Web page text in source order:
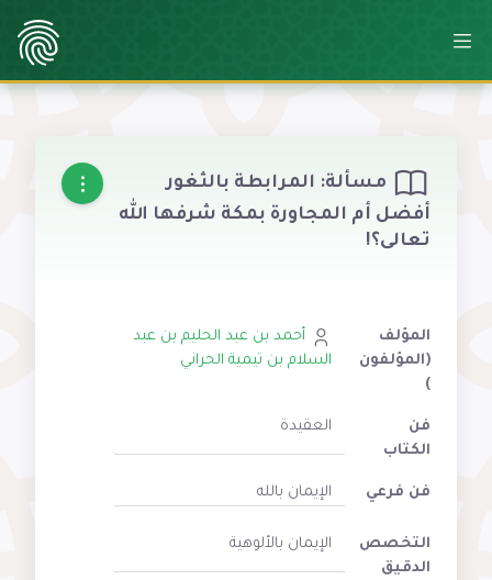
مسألة: المرابطة بالثغور
أفضل أم المجاورة بمكة شرفها الله
تعالى؟!
المؤلف
(المؤلفون
)
أحمد بن عبد الحليم بن عبد
السلام بن تيمية الحراني
فن
الكتاب
العقيدة
فن فرعي الإيمان بالله
التخصص
الدقيق
الإيمان بالألوهية